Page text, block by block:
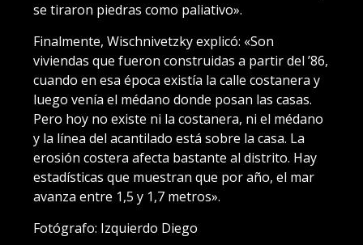
se tiraron piedras como paliativo».
Finalmente, Wischnivetzky explicó: «Son
viviendas que fueron construidas a partir del ’86,
cuando en esa época existía la calle costanera y
luego venía el médano donde posan las casas.
Pero hoy no existe ni la costanera, ni el médano
y la línea del acantilado está sobre la casa. La
erosión costera afecta bastante al distrito. Hay
estadísticas que muestran que por año, el mar
avanza entre 1,5 y 1,7 metros».
Fotógrafo: Izquierdo Diego